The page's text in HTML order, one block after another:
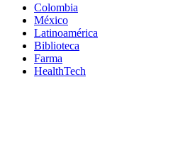
Colombia
México
Latinoamérica
Biblioteca
Farma
HealthTech